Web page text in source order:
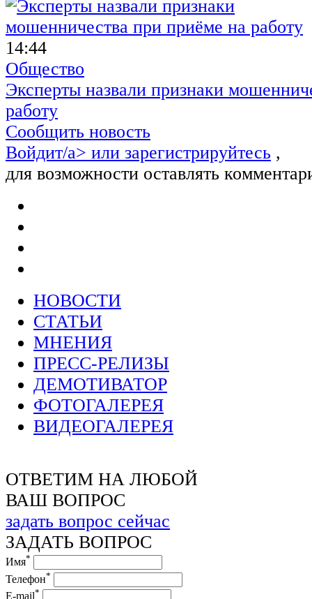
14:44
Общество
Эксперты назвали признаки
работу
Сообщить новость
Войдит/a> или зарегистрируйтесь ,
для возможности оставлять
НОВОСТИ
СТАТЬИ
МНЕНИЯ
ПРЕСС-РЕЛИЗЫ
ДЕМОТИВАТОР
ФОТОГАЛЕРЕЯ
ВИДЕОГАЛЕРЕЯ
ОТВЕТИМ НА ЛЮБОЙ
ВАШ ВОПРОС
задать вопрос сейчас
ЗАДАТЬ ВОПРОС
Имя*
Телефон*
E-mail*